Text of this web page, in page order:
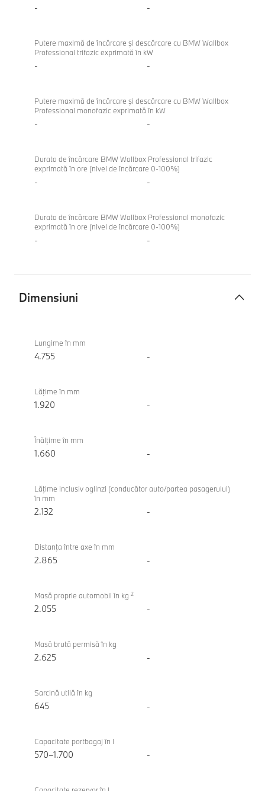
- -
Putere maximă de încărcare şi descărcare cu BMW Wallbox
Professional trifazic exprimată în kW
- -
Putere maximă de încărcare şi descărcare cu BMW Wallbox
Professional monofazic exprimată în kW
- -
Durata de încărcare BMW Wallbox Professional trifazic
exprimată în ore (nivel de încărcare 0-100%)
- -
Durata de încărcare BMW Wallbox Professional monofazic
exprimată în ore (nivel de încărcare 0-100%)
- -
Dimensiuni
X3
M50
Lungime în mm
4.755 -
Lăţime în mm
1.920 -
Înălţime în mm
1.660 -
Lăţime inclusiv oglinzi (conducător auto/partea pasagerului)
în mm
2.132 -
Distanţa între axe în mm
2.865 -
Masă proprie automobil în kg 2
2.055 -
Masă brută permisă în kg
2.625 -
Sarcină utilă în kg
645 -
Capacitate portbagaj în l
570–1.700 -